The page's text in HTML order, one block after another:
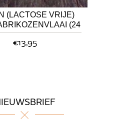
(LACTOSE VRIJE)
(24
CM)
€13,95